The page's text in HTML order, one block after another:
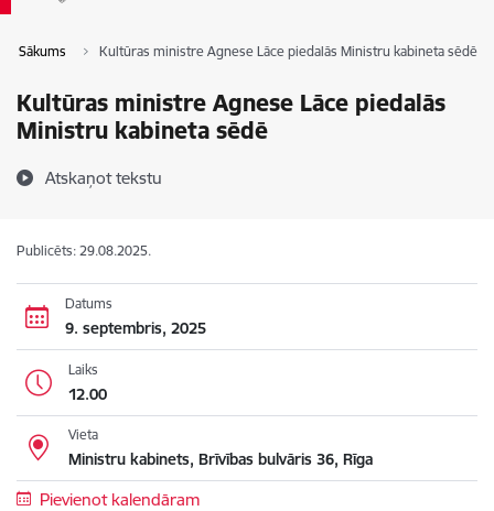
Sākums Kultūras ministre Agnese Lāce piedalās Ministru kabineta sēdē
Kultūras ministre Agnese Lāce piedalās
Ministru kabineta sēdē
Atskaņot tekstu
Publicēts: 29.08.2025.
Datums
9. septembris, 2025
Laiks
12.00
Vieta
Ministru kabinets, Brīvības bulvāris 36, Rīga
Pievienot kalendāram